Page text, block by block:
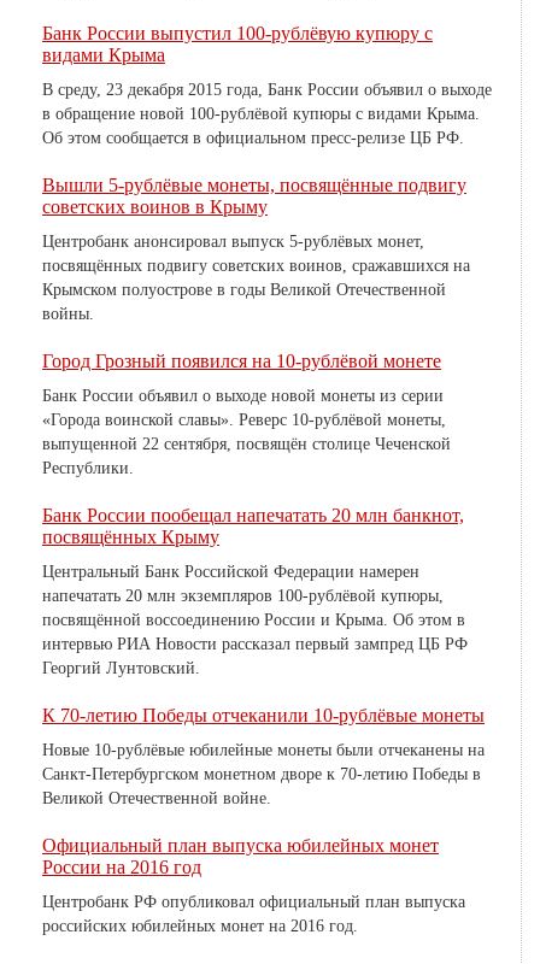
Банк России выпустил 100-рублёвую купюру с
видами Крыма
В среду, 23 декабря 2015 года, Банк России объявил о выходе
в обращение новой 100-рублёвой купюры с видами Крыма.
Об этом сообщается в официальном пресс-релизе ЦБ РФ.
Вышли 5-рублёвые монеты, посвящённые подвигу
советских воинов в Крыму
Центробанк анонсировал выпуск 5-рублёвых монет,
посвящённых подвигу советских воинов, сражавшихся на
Крымском полуострове в годы Великой Отечественной
войны.
Город Грозный появился на 10-рублёвой монете
Банк России объявил о выходе новой монеты из серии
«Города воинской славы». Реверс 10-рублёвой монеты,
выпущенной 22 сентября, посвящён столице Чеченской
Республики.
Банк России пообещал напечатать 20 млн банкнот,
посвящённых Крыму
Центральный Банк Российской Федерации намерен
напечатать 20 млн экземпляров 100-рублёвой купюры,
посвящённой воссоединению России и Крыма. Об этом в
интервью РИА Новости рассказал первый зампред ЦБ РФ
Георгий Лунтовский.
К 70-летию Победы отчеканили 10-рублёвые монеты
Новые 10-рублёвые юбилейные монеты были отчеканены на
Санкт-Петербургском монетном дворе к 70-летию Победы в
Великой Отечественной войне.
Официальный план выпуска юбилейных монет
России на 2016 год
Центробанк РФ опубликовал официальный план выпуска
российских юбилейных монет на 2016 год.